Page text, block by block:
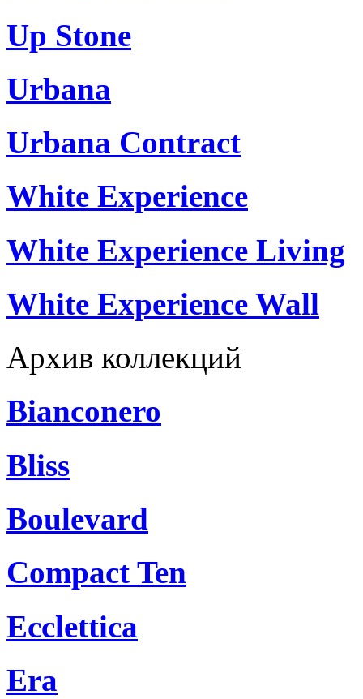
Up Stone
Urbana
Urbana Contract
White Experience
White Experience Living
White Experience Wall
Архив коллекций
Bianconero
Bliss
Boulevard
Compact Ten
Ecclettica
Era